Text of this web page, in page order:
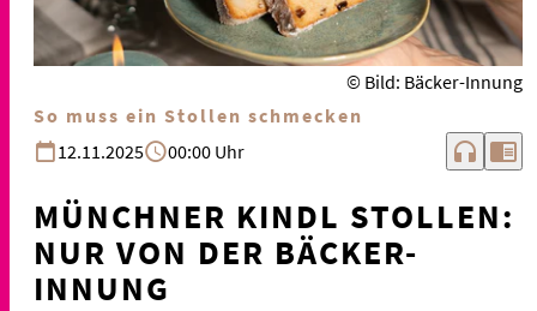
© Bild: Bäcker-Innung
So muss ein Stollen schmecken
12.11.2025
00:00 Uhr headphones chrome_reader_mode
MÜNCHNER KINDL STOLLEN:
NUR VON DER BÄCKER-
INNUNG